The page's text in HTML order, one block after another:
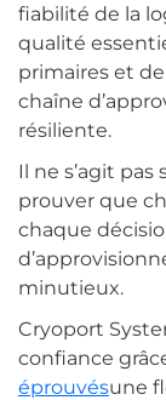
fiabilité de la
qualité
primaires et
chaîne
résiliente.
Il ne s’agit
prouver que
chaque
minutieux.
Cryoport
confiance
éprouvésune